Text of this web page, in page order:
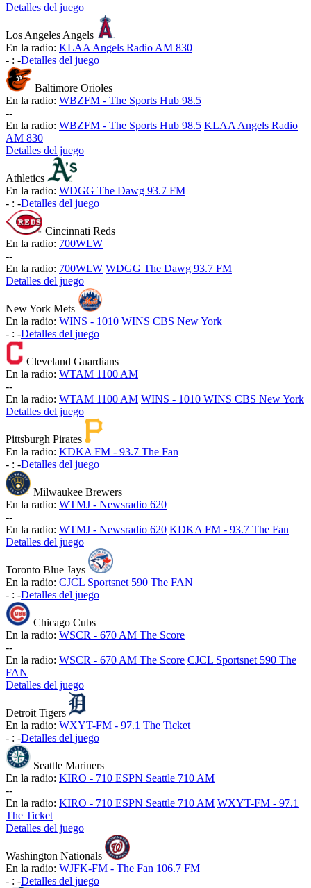
Detalles del juego
Los Angeles Angels
En la radio: KLAA Angels Radio AM 830
- : -Detalles del juego
Baltimore Orioles
En la radio: WBZFM - The Sports Hub 98.5
--
En la radio: WBZFM - The Sports Hub 98.5 KLAA Angels Radio
AM 830
Detalles del juego
Athletics
En la radio: WDGG The Dawg 93.7 FM
- : -Detalles del juego
Cincinnati Reds
En la radio: 700WLW
--
En la radio: 700WLW WDGG The Dawg 93.7 FM
Detalles del juego
New York Mets
En la radio: WINS - 1010 WINS CBS New York
- : -Detalles del juego
Cleveland Guardians
En la radio: WTAM 1100 AM
--
En la radio: WTAM 1100 AM WINS - 1010 WINS CBS New York
Detalles del juego
Pittsburgh Pirates
En la radio: KDKA FM - 93.7 The Fan
- : -Detalles del juego
Milwaukee Brewers
En la radio: WTMJ - Newsradio 620
--
En la radio: WTMJ - Newsradio 620 KDKA FM - 93.7 The Fan
Detalles del juego
Toronto Blue Jays
En la radio: CJCL Sportsnet 590 The FAN
- : -Detalles del juego
Chicago Cubs
En la radio: WSCR - 670 AM The Score
--
En la radio: WSCR - 670 AM The Score CJCL Sportsnet 590 The
FAN
Detalles del juego
Detroit Tigers
En la radio: WXYT-FM - 97.1 The Ticket
- : -Detalles del juego
Seattle Mariners
En la radio: KIRO - 710 ESPN Seattle 710 AM
--
En la radio: KIRO - 710 ESPN Seattle 710 AM WXYT-FM - 97.1
The Ticket
Detalles del juego
Washington Nationals
En la radio: WJFK-FM - The Fan 106.7 FM
- : -Detalles del juego